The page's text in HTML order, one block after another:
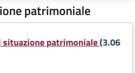
patrimoniale
situazione patrimoniale(3.06